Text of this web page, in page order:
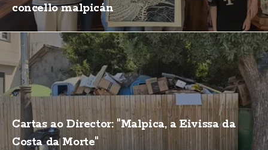
concello malpicán
Cartas ao Director: "Malpica, a Eivissa da
Costa da Morte"